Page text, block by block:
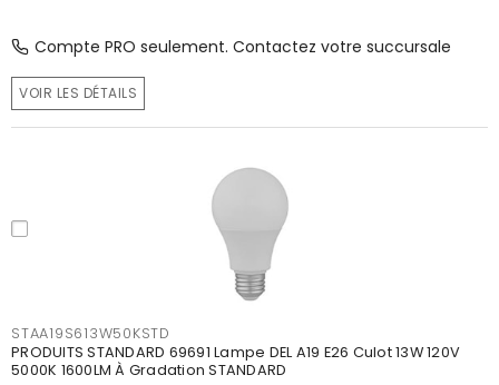
Compte PRO seulement. Contactez votre succursale
VOIR LES DÉTAILS
STAA19S613W50KSTD
PRODUITS STANDARD 69691 Lampe DEL A19 E26 Culot 13W 120V
5000K 1600LM À Gradation STANDARD